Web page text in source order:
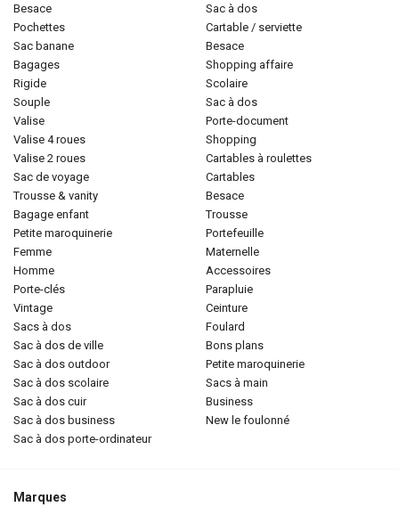
besace
pochettes
sac banane
bagages
rigide
souple
valise
valise 4 roues
valise 2 roues
sac de voyage
trousse & vanity
bagage enfant
petite maroquinerie
femme
homme
porte-clés
vintage
sacs à dos
sac à dos de ville
sac à dos outdoor
sac à dos scolaire
sac à dos cuir
sac à dos business
sac à dos porte-ordinateur
sac à dos
cartable / serviette
besace
shopping affaire
scolaire
sac à dos
porte-document
shopping
cartables à roulettes
cartables
besace
trousse
portefeuille
maternelle
accessoires
parapluie
ceinture
foulard
bons plans
petite maroquinerie
sacs à main
business
new le foulonné
Marques